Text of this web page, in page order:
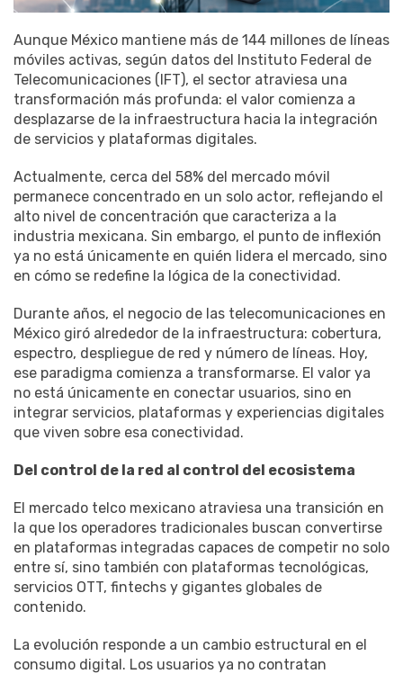
Aunque México mantiene más de 144 millones de líneas
móviles activas, según datos del Instituto Federal de
Telecomunicaciones (IFT), el sector atraviesa una
transformación más profunda: el valor comienza a
desplazarse de la infraestructura hacia la integración
de servicios y plataformas digitales.
Actualmente, cerca del 58% del mercado móvil
permanece concentrado en un solo actor, reflejando el
alto nivel de concentración que caracteriza a la
industria mexicana. Sin embargo, el punto de inflexión
ya no está únicamente en quién lidera el mercado, sino
en cómo se redefine la lógica de la conectividad.
Durante años, el negocio de las telecomunicaciones en
México giró alrededor de la infraestructura: cobertura,
espectro, despliegue de red y número de líneas. Hoy,
ese paradigma comienza a transformarse. El valor ya
no está únicamente en conectar usuarios, sino en
integrar servicios, plataformas y experiencias digitales
que viven sobre esa conectividad.
Del control de la red al control del ecosistema
El mercado telco mexicano atraviesa una transición en
la que los operadores tradicionales buscan convertirse
en plataformas integradas capaces de competir no solo
entre sí, sino también con plataformas tecnológicas,
servicios OTT, fintechs y gigantes globales de
contenido.
La evolución responde a un cambio estructural en el
consumo digital. Los usuarios ya no contratan